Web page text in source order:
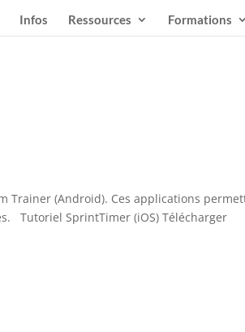
Infos Ressources Formations
Trainer (Android). Ces applications
Tutoriel SprintTimer (iOS) Télécharger